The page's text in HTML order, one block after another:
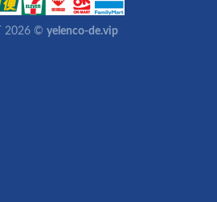
2026 © yelenco-de.vip